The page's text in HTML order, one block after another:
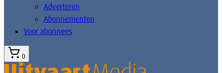
Adverteren
Abonnementen
Voor abonnees
0